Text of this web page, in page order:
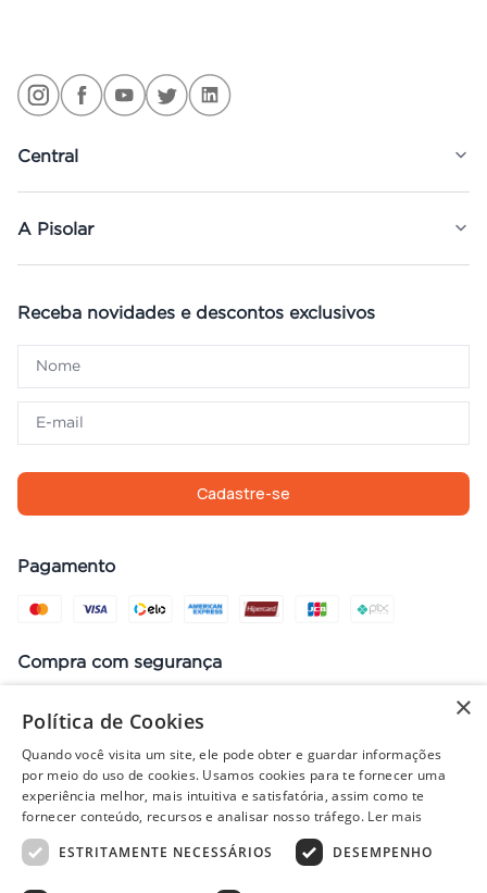
Central
A Pisolar
Receba novidades e descontos exclusivos
Cadastre-se
Pagamento
Compra com segurança
Preços, promoções, condições de pagamento e frete válidos apenas
para compras no site. Em caso de divergência, prevalece o valor do
carrinho no fechamento do pedido. Vendas sujeitas à análise e
×
Política de Cookies
Quando você visita um site, ele pode obter e guardar informações
por meio do uso de cookies. Usamos cookies para te fornecer uma
experiência melhor, mais intuitiva e satisfatória, assim como te
fornecer conteúdo, recursos e analisar nosso tráfego. Ler mais
ESTRITAMENTE NECESSÁRIOS
DESEMPENHO